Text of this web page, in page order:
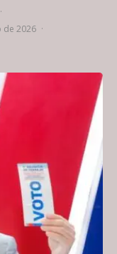
·
de 2026 ·